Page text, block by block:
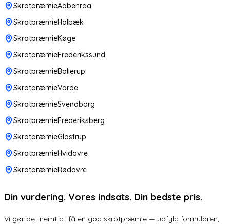
SkrotpræmieAabenraa
SkrotpræmieHolbæk
SkrotpræmieKøge
SkrotpræmieFrederikssund
SkrotpræmieBallerup
SkrotpræmieVarde
SkrotpræmieSvendborg
SkrotpræmieFrederiksberg
SkrotpræmieGlostrup
SkrotpræmieHvidovre
SkrotpræmieRødovre
Din vurdering. Vores indsats. Din bedste pris.
Vi gør det nemt at få en god skrotpræmie — udfyld formularen,